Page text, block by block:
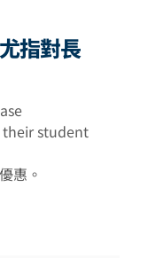
指對長
student
惠。